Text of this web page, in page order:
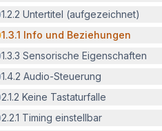
Erfüllt:
1.2.2 Untertitel (aufgezeichnet)
Potenzielle Barriere:
1.3.1 Info und Beziehungen
Erfüllt:
1.3.3 Sensorische Eigenschaften
Erfüllt:
1.4.2 Audio-Steuerung
Erfüllt:
2.1.2 Keine Tastaturfalle
Erfüllt:
2.2.1 Timing einstellbar